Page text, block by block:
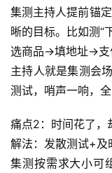
集测主持人提前锚
晰的目标。比如测“
选商品→填地址→支
主持人就是集测会
测试，哨声一响，
痛点2：时间花了，
解法：发散测试+及
集测按需求大小可